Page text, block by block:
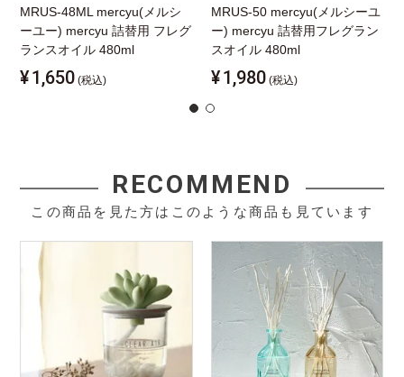
MRUS-48ML mercyu(メルシ
ーユー) mercyu 詰替用 フレグ
ランスオイル 480ml
¥1,650 (税込)
MRUS-50 mercyu(メルシーユ
ー) mercyu 詰替用フレグラン
スオイル 480ml
¥1,980 (税込)
RECOMMEND
この商品を見た方はこのような商品も見ています